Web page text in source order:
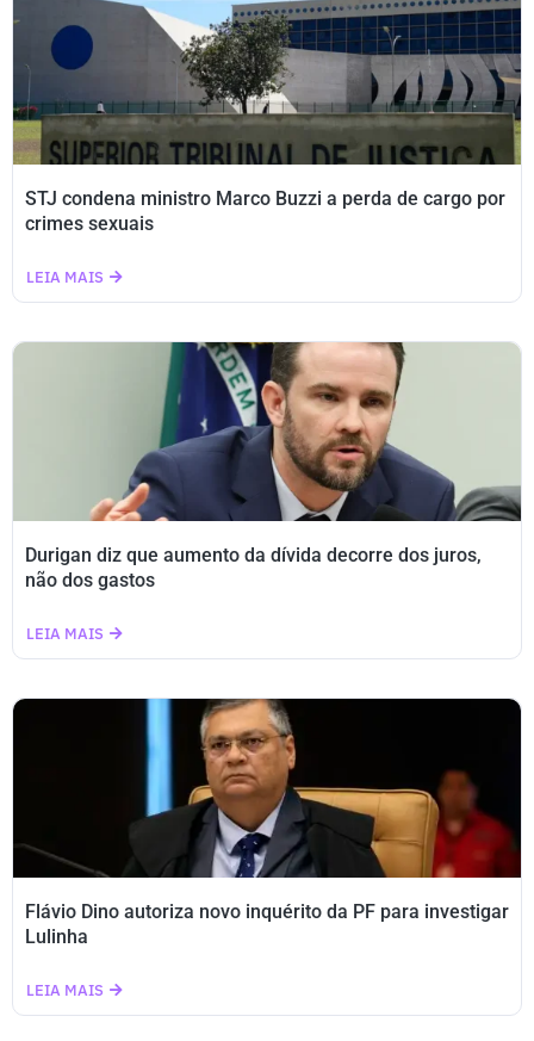
STJ condena ministro Marco Buzzi a perda de cargo por
crimes sexuais
LEIA MAIS
Durigan diz que aumento da dívida decorre dos juros,
não dos gastos
LEIA MAIS
Flávio Dino autoriza novo inquérito da PF para investigar
Lulinha
LEIA MAIS